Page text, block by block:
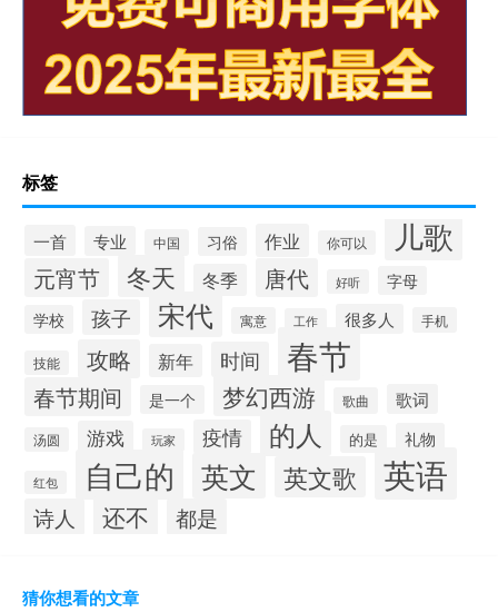
标签
一首 专业 中国 习俗 作业 你可以 儿歌
元宵节 冬天 冬季 唐代 好听
字母
学校
孩子 宋代 寓意 工作 很多人 手机
技能 攻略 新年 时间 春节
春节期间 是一个 梦幻西游 歌曲 歌词
汤圆 游戏 玩家 疫情 的人 的是 礼物
红包 自己的 英文 英文歌 英语
诗人 还不 都是
猜你想看的文章